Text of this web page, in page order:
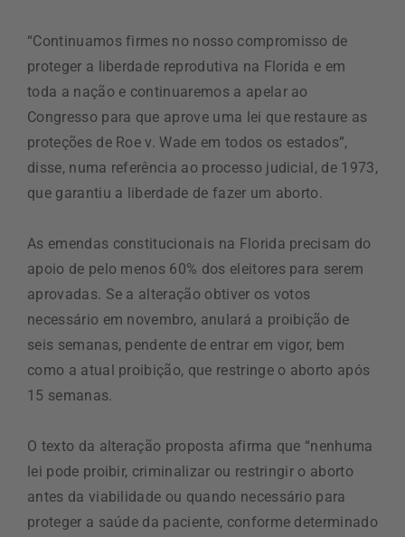
“Continuamos firmes no nosso compromisso de
proteger a liberdade reprodutiva na Florida e em
toda a nação e continuaremos a apelar ao
Congresso para que aprove uma lei que restaure as
proteções de Roe v. Wade em todos os estados”,
disse, numa referência ao processo judicial, de 1973,
que garantiu a liberdade de fazer um aborto.
As emendas constitucionais na Florida precisam do
apoio de pelo menos 60% dos eleitores para serem
aprovadas. Se a alteração obtiver os votos
necessário em novembro, anulará a proibição de
seis semanas, pendente de entrar em vigor, bem
como a atual proibição, que restringe o aborto após
15 semanas.
O texto da alteração proposta afirma que “nenhuma
lei pode proibir, criminalizar ou restringir o aborto
antes da viabilidade ou quando necessário para
proteger a saúde da paciente, conforme determinado